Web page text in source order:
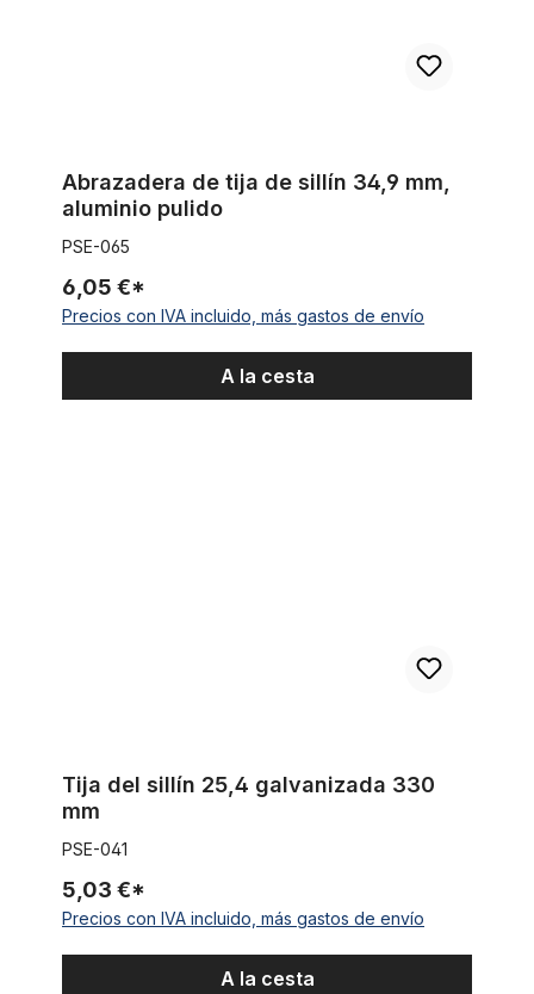
Abrazadera de tija de sillín 34,9 mm,
aluminio pulido
PSE-065
6,05 €*
Precios con IVA incluido, más gastos de envío
A la cesta
Tija del sillín 25,4 galvanizada 330
mm
PSE-041
5,03 €*
Precios con IVA incluido, más gastos de envío
A la cesta